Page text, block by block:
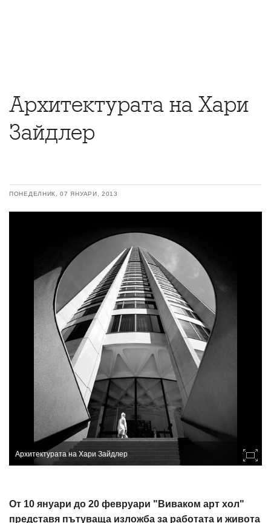
Архитектурата на Хари
Зайдлер
ПОНЕДЕЛНИК, 07 ЯНУАРИ, 2013
Архитектурата на Хари Зайдлер
От 10 януари до 20 февруари "Виваком арт хол"
представя пътуваща изложба за работата и живота